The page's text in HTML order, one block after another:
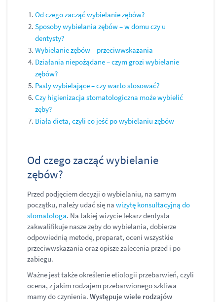
Od czego zacząć wybielanie zębów?
Sposoby wybielania zębów – w domu czy u
dentysty?
Wybielanie zębów – przeciwwskazania
Działania niepożądane – czym grozi wybielanie
zębów?
Pasty wybielające – czy warto stosować?
Czy higienizacja stomatologiczna może wybielić
zęby?
Biała dieta, czyli co jeść po wybielaniu zębów
Od czego zacząć wybielanie
zębów?
Przed podjęciem decyzji o wybielaniu, na samym
początku, należy udać się na wizytę konsultacyjną do
stomatologa. Na takiej wizycie lekarz dentysta
zakwalifikuje nasze zęby do wybielania, dobierze
odpowiednią metodę, preparat, oceni wszystkie
przeciwwskazania oraz opisze zalecenia przed i po
zabiegu.
Ważne jest także określenie etiologii przebarwień, czyli
ocena, z jakim rodzajem przebarwionego szkliwa
mamy do czynienia. Występuje wiele rodzajów